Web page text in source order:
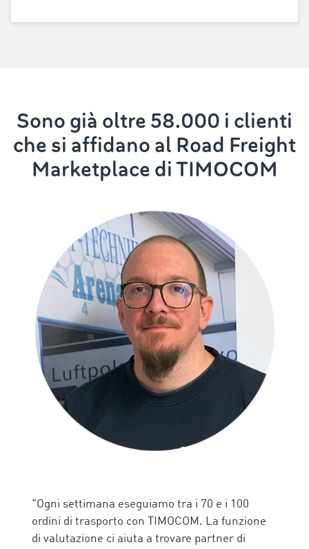
Sono già oltre 58.000 i clienti
che si affidano al Road Freight
Marketplace di TIMOCOM
"Ogni settimana eseguiamo tra i 70 e i 100
ordini di trasporto con TIMOCOM. La funzione
di valutazione ci aiuta a trovare partner di